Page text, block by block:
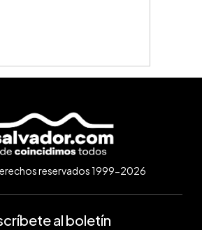
reservados 1999-2026
al boletín